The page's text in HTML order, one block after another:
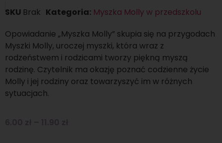
SKU Brak Kategoria: Myszka Molly w przedszkolu
Opowiadanie „Myszka Molly” skupia się na przygodach
Myszki Molly, uroczej myszki, która wraz z
rodzeństwem i rodzicami tworzy piękną myszą
rodzinę. Czytelnik ma okazję poznać codzienne życie
Molly i jej rodziny oraz towarzyszyć im w różnych
sytuacjach.